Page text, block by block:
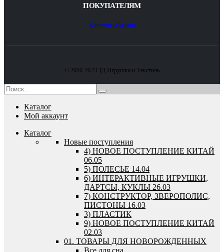
ПОКУПАТЕЛЯМ
КонтактыАкции
© 2010-2023 ТД Игрушки и Текстиль
Каталог
Мой аккаунт
Каталог
Новые поступления
4) НОВОЕ ПОСТУПЛЕНИЕ КИТАЙ
06.05
5) ПОЛЕСЬЕ 14.04
6) ИНТЕРАКТИВНЫЕ ИГРУШКИ,
ДАРТСЫ, КУКЛЫ 26.03
7) КОНСТРУКТОР, ЗВЕРОПОЛИС,
ПИСТОНЫ 16.03
3) ПЛАСТИК
9) НОВОЕ ПОСТУПЛЕНИЕ КИТАЙ
02.03
01. ТОВАРЫ ДЛЯ НОВОРОЖДЕННЫХ
Все для сна